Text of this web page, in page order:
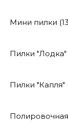
Мини пилки
Пилки "Лодка"
Пилки "Капля"